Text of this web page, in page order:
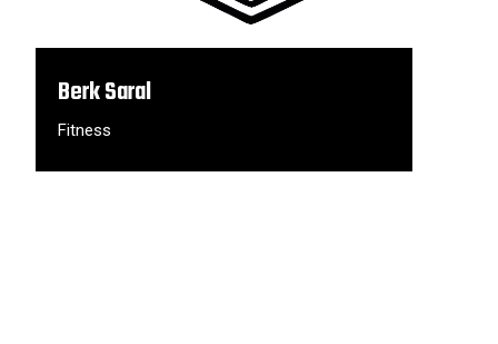
Berk Saral
Fitness